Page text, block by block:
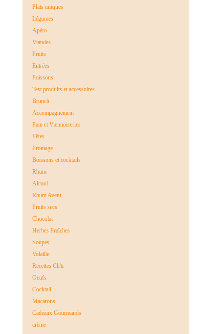
Plats uniques
Légumes
Apéro
Viandes
Fruits
Entrées
Poissons
Test produits et accessoires
Brunch
Accompagnement
Pain et Viennoiseries
Fêtes
Fromage
Boissons et cocktails
Rhum
Alcool
Rhum Avent
Fruits secs
Chocolat
Herbes Fraîches
Soupes
Volaille
Recettes Ch'ti
Oeufs
Cocktail
Macarons
Cadeaux Gourmands
crème